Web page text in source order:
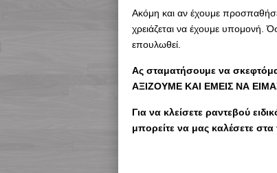
Ακόμη και αν έχουμε
χρειάζεται να έχουμε υπομονή.
επουλωθεί.
Ας σταματήσουμε να
ΑΞΙΖΟΥΜΕ ΚΑΙ ΕΜΕΙΣ ΝΑ
Για να κλείσετε ραντεβού
μπορείτε να μας καλέσετε